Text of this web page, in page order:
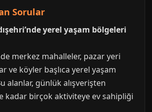
Sorular
yerel yaşam bölgeleri
merkez mahalleler, pazar yeri
ve köyler başlıca yerel yaşam
alanlar, günlük alışverişten
kadar birçok aktiviteye ev sahipliği